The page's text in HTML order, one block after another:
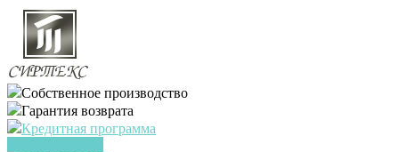
Собственное производство
Гарантия возврата
Кредитная программа